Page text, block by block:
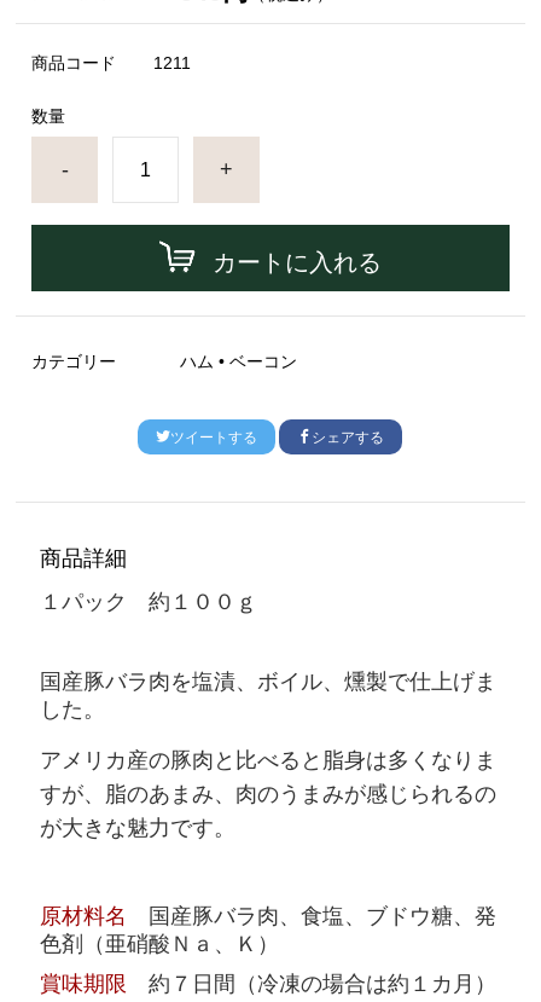
商品コード 1211
数量
- +
カートに入れる
カテゴリー ハム • ベーコン
ツイートする シェアする
商品詳細
１パック 約１００ｇ
国産豚バラ肉を塩漬、ボイル、燻製で仕上げま
した。
アメリカ産の豚肉と比べると脂身は多くなりま
すが、脂のあまみ、肉のうまみが感じられるの
が大きな魅力です。
原材料名
国産豚バラ肉、食塩、ブドウ糖、発
色剤（亜硝酸Ｎａ、Ｋ）
賞味期限
約７日間（冷凍の場合は約１カ月）